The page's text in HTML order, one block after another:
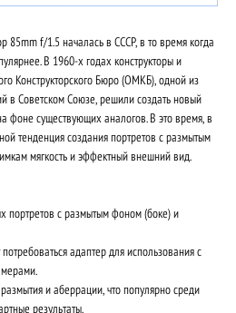
85mm f/1.5 началась в СССР, в то время когда
В 1960-х годах конструкторы и
Конструкторского Бюро (ОМКБ), одной из
в Советском Союзе, решили создать новый
фоне существующих аналогов. В это время, в
тенденция создания портретов с размытым
мягкость и эффектный внешний вид.
портретов с размытым фоном (боке) и
адаптер для использования с
и аберрации, что популярно среди
результаты.